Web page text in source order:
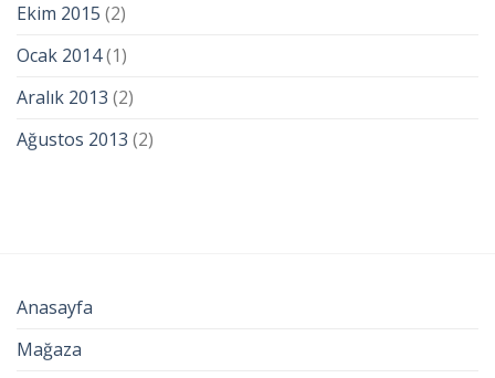
Ekim 2015 (2)
Ocak 2014(1)
Aralık 2013 (2)
Ağustos 2013 (2)
Anasayfa
Mağaza